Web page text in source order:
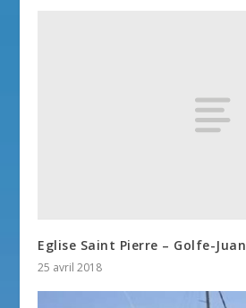
Eglise Saint Pierre – Golfe-Juan
25 avril 2018